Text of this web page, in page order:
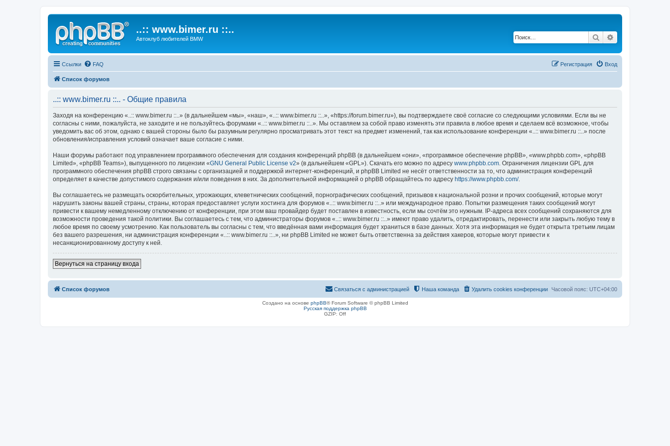
..:: www.bimer.ru ::..
Автоклуб любителей BMW Поиск
Ссылки FAQ Вход
Регистрация
Список форумов
..:: www.bimer.ru ::.. - Общие правила
Заходя на конференцию «..:: www.bimer.ru ::..» (в дальнейшем «мы», «наш», «..:: www.bimer.ru ::..», «https://forum.bimer.ru»), вы подтверждаете своё согласие со следующими условиями. Если вы не
согласны с ними, пожалуйста, не заходите и не пользуйтесь форумами «..:: www.bimer.ru ::..». Мы оставляем за собой право изменять эти правила в любое время и сделаем всё возможное, чтобы
уведомить вас об этом, однако с вашей стороны было бы разумным регулярно просматривать этот текст на предмет изменений, так как использование конференции «..:: www.bimer.ru ::..» после
обновления/исправления условий означает ваше согласие с ними.
Наши форумы работают под управлением программного обеспечения для создания конференций phpBB (в дальнейшем «они», «программное обеспечение phpBB», «www.phpbb.com», «phpBB
Limited», «phpBB Teams»), выпущенного по лицензии «GNU General Public License v2» (в дальнейшем «GPL»). Скачать его можно по адресу www.phpbb.com . Ограничения лицензии GPL для
программного обеспечения phpBB строго связаны с организацией и поддержкой интернет-конференций, и phpBB Limited не несёт ответственности за то, что администрация конференций
определяет в качестве допустимого содержания и/или поведения в них. За дополнительной информацией о phpBB обращайтесь по адресу https://www.phpbb.com/.
Вы соглашаетесь не размещать оскорбительных, угрожающих, клеветнических сообщений, порнографических сообщений, призывов к национальной розни и прочих сообщений, которые могут
нарушить законы вашей страны, страны, которая предоставляет услуги хостинга для форумов «..:: www.bimer.ru ::..» или международное право. Попытки размещения таких сообщений могут
привести к вашему немедленному отключению от конференции, при этом ваш провайдер будет поставлен в известность, если мы сочтём это нужным. IP-адреса всех сообщений сохраняются для
возможности проведения такой политики. Вы соглашаетесь с тем, что администраторы форумов «..:: www.bimer.ru ::..» имеют право удалить, отредактировать, перенести или закрыть любую тему в
любое время по своему усмотрению. Как пользователь вы согласны с тем, что введённая вами информация будет храниться в базе данных. Хотя эта информация не будет открыта третьим лицам
без вашего разрешения, ни администрация конференции «..:: www.bimer.ru ::..», ни phpBB Limited не может быть ответственна за действия хакеров, которые могут привести к
несанкционированному доступу к ней.
Вернуться на страницу входа
Список форумов Часовой пояс: UTC+04:00
Удалить cookies конференции
Наша команда
Связаться с администрацией
Создано на основе phpBB® Forum Software © phpBB Limited
Русская поддержка phpBB
GZIP: Off